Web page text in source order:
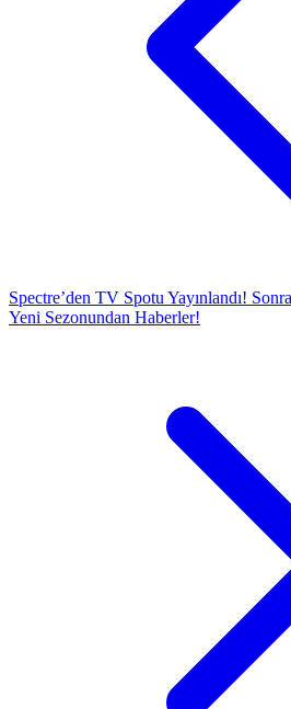
Spectre’den TV Spotu Yayınlandı!
Yeni Sezonundan Haberler!